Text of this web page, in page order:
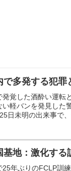
で多発する犯罪
発覚した酒酔い運転
い軽バンを発見した
日未明の出来事で
基地：激化する
25年ぶりのFCLP訓